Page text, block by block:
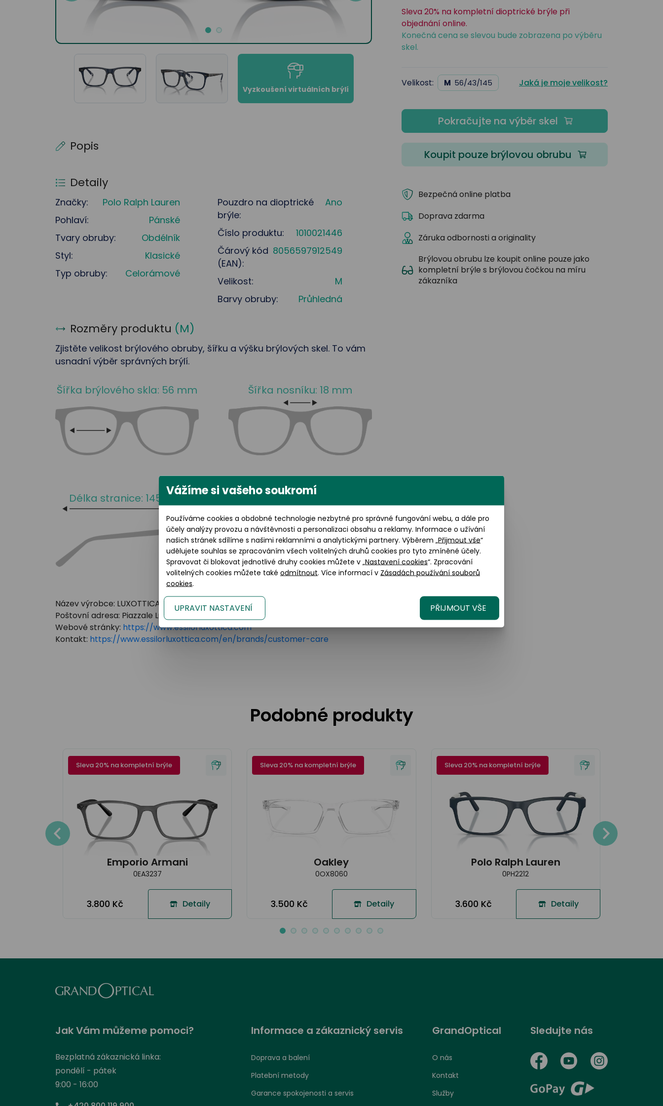
Vyzkoušení virtuálních brýlí
Popis
Detaily
Značky:
Polo Ralph Lauren
Pohlaví:
Pánské
Tvary obruby:
Obdélník
Styl:
Klasické
Typ obruby:
Celorámové
Pouzdro na dioptrické
brýle:
Ano
Číslo produktu:
1010021446
Čárový kód
(EAN):
8056597912549
Velikost:
M
Barvy obruby:
Průhledná
Rozměry produktu (M)
Zjistěte velikost brýlového obruby, šířku a výšku brýlových skel. To vám
usnadní výběr správných brýlí.
Šířka brýlového skla: 56 mm Šířka nosníku: 18 mm
Délka stranice: 145 mm
Výška brýlového skla: 43
mm
Název výrobce: LUXOTTICA GROUP
Poštovní adresa: Piazzale Luigi Cadorna 3 Milano, 20123 Italy
Webové stránky: https://www.essilorluxottica.com
Kontakt: https://www.essilorluxottica.com/en/brands/customer-care
Sleva 20% na kompletní dioptrické brýle při
objednání online.
Konečná cena se slevou bude zobrazena po výběru
skel.
Velikost: M 56/43/145 Jaká je moje velikost?
Pokračujte na výběr skel
Koupit pouze brýlovou obrubu
Bezpečná online platba
Doprava zdarma
Záruka odbornosti a originality
Brýlovou obrubu lze koupit online pouze jako
kompletní brýle s brýlovou čočkou na míru
zákazníka
Podobné produkty
Sleva 20% na kompletní brýle
Emporio Armani
0EA3237
3.800 Kč Detaily
Sleva 20% na kompletní brýle
Oakley
0OX8060
3.500 Kč Detaily
Sleva 20% na kompletní brýle
Polo Ralph Lauren
0PH2212
3.600 Kč Detaily
Jak Vám můžeme pomoci?
Bezplatná zákaznická linka:
pondělí - pátek
9:00 - 16:00
Informace a zákaznický servis
Doprava a balení
Platební metody
Garance spokojenosti a servis
GrandOptical
O nás
Kontakt
Služby
Sledujte nás
Vážíme si vašeho soukromí
Používáme cookies a obdobné technologie nezbytné pro správné fungování webu, a dále pro
účely analýzy provozu a návštěvnosti a personalizaci obsahu a reklamy. Informace o užívání
našich stránek sdílíme s našimi reklamními a analytickými partnery. Výběrem „Přijmout vše“
udělujete souhlas se zpracováním všech volitelných druhů cookies pro tyto zmíněné účely.
Spravovat či blokovat jednotlivé druhy cookies můžete v „Nastavení cookies“. Zpracování
volitelných cookies můžete také odmítnout. Více informací v Zásadách používání souborů
cookies.
UPRAVIT NASTAVENÍ PŘIJMOUT VŠE